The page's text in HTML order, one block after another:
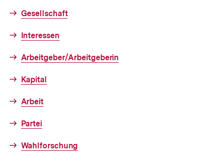
Gesellschaft
Interessen
Arbeitgeber/Arbeitgeberin
Kapital
Arbeit
Partei
Wahlforschung